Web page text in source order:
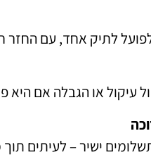
לתיק אחד, עם החזר
עיקול או הגבלה אם
ישיר – לעיתים